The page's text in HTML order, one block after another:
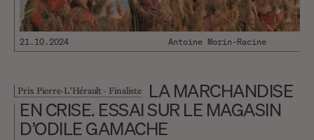
21.10.2024 Antoine Morin-Racine
Prix Pierre-L'Hérault - Finaliste
LA MARCHANDISE
EN CRISE. ESSAI SUR LE MAGASIN
D’ODILE GAMACHE